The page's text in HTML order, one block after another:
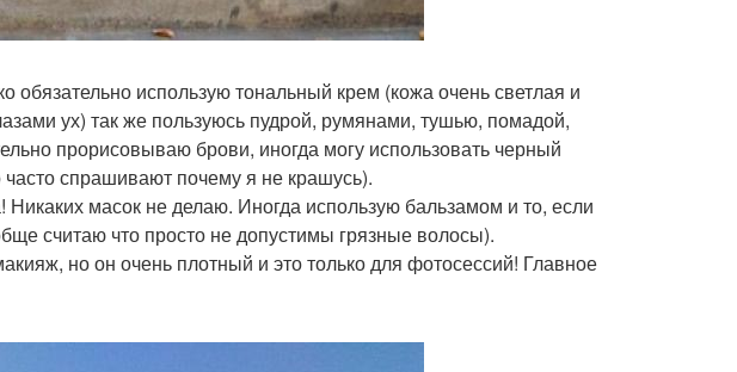
обязательно использую тональный крем (кожа очень светлая и
ух) так же пользуюсь пудрой, румянами, тушью, помадой,
прорисовываю брови, иногда могу использовать черный
спрашивают почему я не крашусь).
масок не делаю. Иногда использую бальзамом и то, если
считаю что просто не допустимы грязные волосы).
но он очень плотный и это только для фотосессий! Главное